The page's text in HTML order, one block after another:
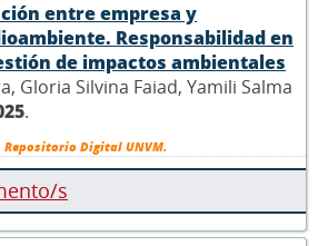
entre empresa y
Responsabilidad en
de impactos ambientales
Gloria Silvina Faiad, Yamili Salma
.
Repositorio Digital UNVM.
s